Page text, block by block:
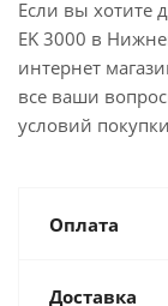
Если вы хотите
EK 3000 в
интернет
все ваши
условий
Оплата
Доставка